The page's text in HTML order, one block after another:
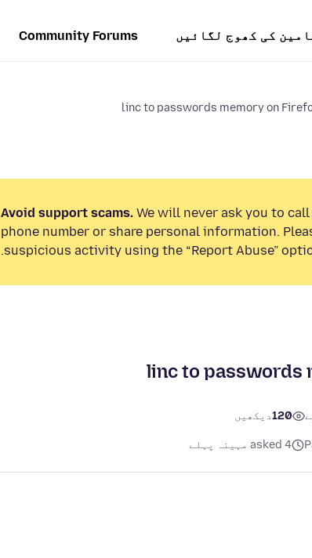
کی کھوج لگائیں Community Forums
linc to passwords memory on
Avoid support scams. We will never ask you to
phone number or share personal information.
suspicious activity using the “Report Abuse”
linc to passwords
120دیکھیں
asked 4 مہینہ پہلے